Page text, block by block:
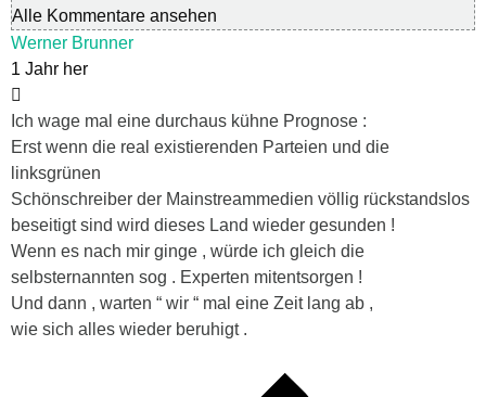
Alle Kommentare ansehen
Werner Brunner
1 Jahr her
Ich wage mal eine durchaus kühne Prognose :
Erst wenn die real existierenden Parteien und die
linksgrünen
Schönschreiber der Mainstreammedien völlig rückstandslos
beseitigt sind wird dieses Land wieder gesunden !
Wenn es nach mir ginge , würde ich gleich die
selbsternannten sog . Experten mitentsorgen !
Und dann , warten “ wir “ mal eine Zeit lang ab ,
wie sich alles wieder beruhigt .